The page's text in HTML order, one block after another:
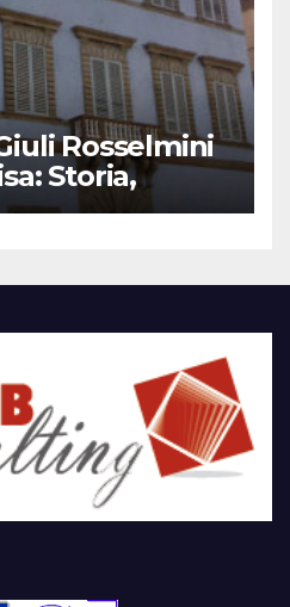
Rosselmini
Storia,
Visita